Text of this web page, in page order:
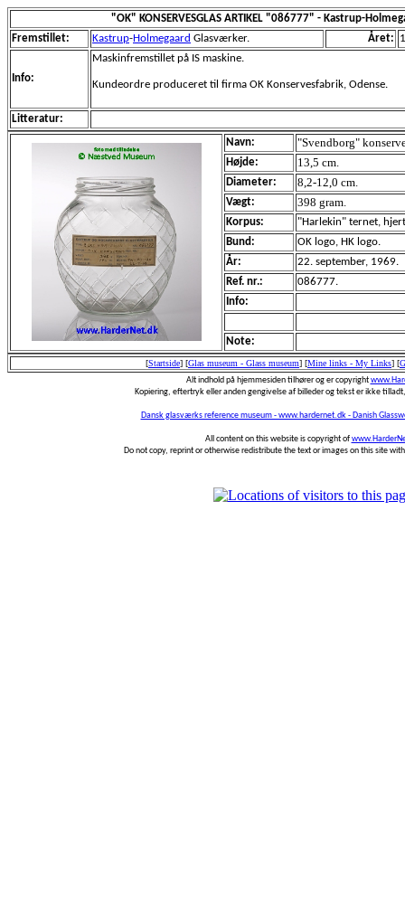
"OK" KONSERVESGLAS ARTIKEL "086777" - Kastrup-
Fremstillet:
Kastrup-Holmegaard Glasværker. Året:
Info:
Maskinfremstillet på IS maskine.
Kundeordre produceret til firma OK Konservesfabrik, Odense.
Litteratur:
Navn:
"Svendborg"
Højde: 13,5 cm.
Diameter: 8,2-12,0 cm.
Vægt: 398 gram.
Korpus:
"Harlekin" ternet,
Bund:
OK logo, HK logo.
År:
22. september, 1969.
Ref. nr.:
086777.
Info:
Note:
[Startside] [Glas museum - Glass museum] [Mine links - My Links] [
Alt indhold på hjemmesiden tilhører og er copyright
Kopiering, eftertryk eller anden gengivelse af billeder og tekst er ikke
Dansk glasværks reference museum - www.hardernet.dk - Danish
All content on this website is copyright of
Do not copy, reprint or otherwise redistribute the text or images on this site